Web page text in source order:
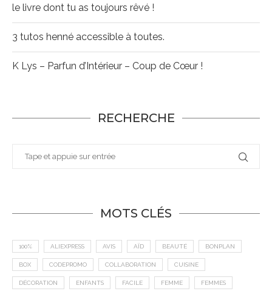
le livre dont tu as toujours rêvé !
3 tutos henné accessible à toutes.
K Lys – Parfun d’Intérieur – Coup de Cœur !
RECHERCHE
MOTS CLÉS
100% ALIEXPRESS AVIS AÏD BEAUTÉ BONPLAN
BOX CODEPROMO COLLABORATION CUISINE
DÉCORATION ENFANTS FACILE FEMME FEMMES